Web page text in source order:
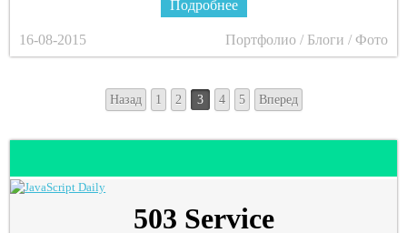
Подробнее
16-08-2015 Портфолио / Блоги / Фото
Назад 1 2 3 4 5 Вперед